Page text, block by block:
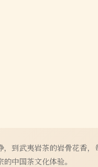
到武夷岩茶的岩骨花香，
中国茶文化体验。